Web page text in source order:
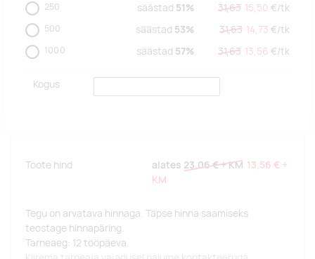
250 säästad 51% 31,63 15,50 €/tk
500 säästad 53% 31,63 14,73 €/tk
1000 säästad 57% 31,63 13,56 €/tk
Kogus
Toote hind alates 23,06 €+ KM 13,56 € +
KM
Tegu on arvatava hinnaga. Täpse hinna saamiseks
teostage hinnapäring.
Tarneaeg: 12 tööpäeva.